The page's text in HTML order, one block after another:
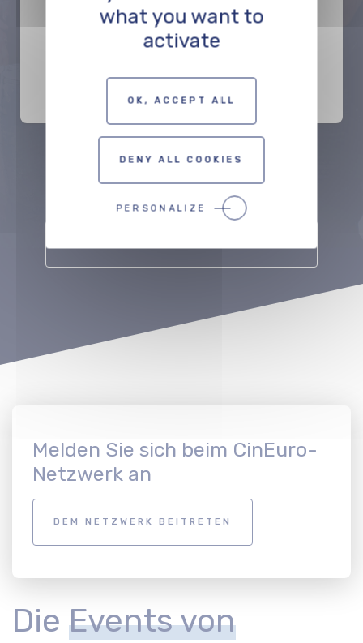
DIENSTLEISTER
PrécédentSuivant
Melden Sie sich beim CinEuro-
Netzwerk an
DEM NETZWERK BEITRETEN
Die Events von
what you want to
activate
OK, ACCEPT ALL
DENY ALL COOKIES
PERSONALIZE